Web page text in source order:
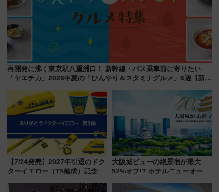
再開発に沸く東京駅八重洲口！ 新幹線・バス乗車前に寄りたい
「ヤエチカ」2026年夏の「ひんやり＆スタミナグルメ」6選【新店
【7/24発売】2027年引退のドク
ターイエロー（T5編成）記念グ
送の目覚まし時計など通販・販
大阪城ビューの絶景宿が最大
52%オフ!? ホテルニューオータ
ール」で秋の関西旅を豪華にす